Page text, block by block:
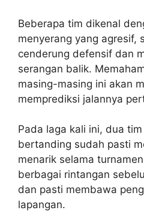
Beberapa tim dikenal
menyerang yang agresif,
cenderung defensif dan
serangan balik.
masing-masing ini akan
memprediksi jalannya
Pada laga kali ini, dua
bertanding sudah pasti
menarik selama
berbagai rintangan
dan pasti membawa
lapangan.